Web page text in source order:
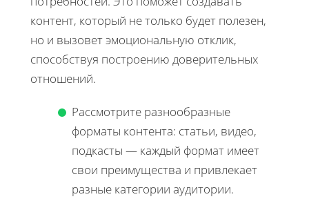
контент, который не только будет полезен,
но и вызовет эмоциональную отклик,
способствуя построению доверительных
отношений.
Рассмотрите разнообразные
форматы контента: статьи, видео,
подкасты — каждый формат имеет
свои преимущества и привлекает
разные категории аудитории.